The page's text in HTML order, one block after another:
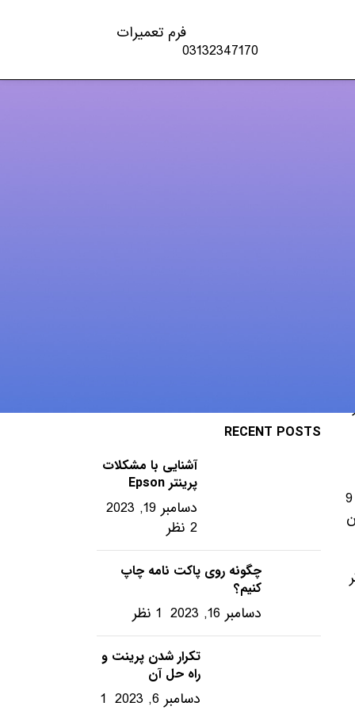
03132347170
فرم تعمیرات
این دستگاه ازسوزن های بسیار نازک که داخل هد چاپگر قرار دارند استفاده می کند.این سوزن ها در یک تا دو ردیف و به تعداد 9
RECENT POSTS
آشنایی با مشکلات
پرینتر Epson
دسامبر 19, 2023
2 نظر
چگونه روی پاکت نامه چاپ
کنیم؟
دسامبر 16, 2023 1 نظر
تکرار شدن پرینت و
راه حل آن
دسامبر 6, 2023
1